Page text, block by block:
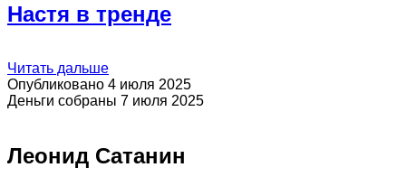
Настя в тренде
Читать дальше
Опубликовано 4 июля 2025
Деньги собраны 7 июля 2025
Леонид Сатанин